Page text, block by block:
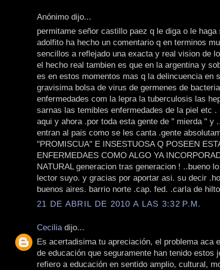
Anónimo dijo...
permitame señor castillo paez q le diga o le haga
adolfito ha hecho un comentario q en terminos
sencillos a reflejado una exacta y real vision de
el hecho real tambien es que en la argentina y
es en estos momentos mas q la delincuencia en
gravisima bolsa de virus de germenes de
enfermedades com la lepra la tuberculosis las
sarnas las temibles enfermedades de la piel etc .
aqui y ahora .por toda esta gente de " mierda " y
entran al pais como se les canta .gente
"PROMISCUA" E INSESTUOSA Q POSEEN
ENFERMEDAES COMO ALGO YA
NATURAL generacion tras generacion ! ..bueno
lector suyo. y gracias por aportar asi. su decir
buenos aires. barrio norte .cap. fed. .carla de
21 DE ABRIL DE 2010 A LAS 3:32 P.M.
Cecilia dijo...
Es acertadisima tu apreciación, el problema aca
de educación que seguramente han tenido estos
refiero a educación en sentido amplio, cultural,